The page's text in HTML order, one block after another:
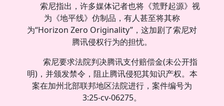
索尼指出，许多媒体记者也将《荒野起源》视
为《地平线》仿制品，有人甚至将其称
为“Horizon Zero Originality”，这加剧了索尼对
腾讯侵权行为的担忧。
索尼要求法院判决腾讯支付赔偿金(未公开指
明)，并颁发禁令，阻止腾讯侵犯其知识产权。本
案在加州北部联邦地区法院进行，案件编号为
3:25-cv-06275。